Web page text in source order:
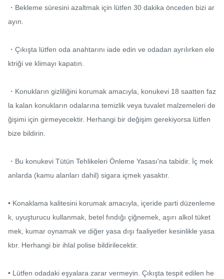
・Bekleme süresini azaltmak için lütfen 30 dakika önceden bizi ar
ayın.
・Çıkışta lütfen oda anahtarını iade edin ve odadan ayrılırken ele
ktriği ve klimayı kapatın.
・Konukların gizliliğini korumak amacıyla, konukevi 18 saatten faz
la kalan konukların odalarına temizlik veya tuvalet malzemeleri de
ğişimi için girmeyecektir. Herhangi bir değişim gerekiyorsa lütfen
bize bildirin.
・Bu konukevi Tütün Tehlikeleri Önleme Yasası'na tabidir. İç mek
anlarda (kamu alanları dahil) sigara içmek yasaktır.
• Konaklama kalitesini korumak amacıyla, içeride parti düzenleme
k, uyuşturucu kullanmak, betel fındığı çiğnemek, aşırı alkol tüket
mek, kumar oynamak ve diğer yasa dışı faaliyetler kesinlikle yasa
ktır. Herhangi bir ihlal polise bildirilecektir.
• Lütfen odadaki eşyalara zarar vermeyin. Çıkışta tespit edilen he